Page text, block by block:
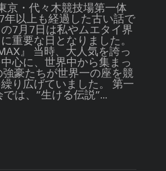
京・代々木競技場第一体
年以上も経過した古い話で
7月7日は私やムエタイ界
重要な日となりました。
』 当時、大人気を誇っ
心に、世界中から集まっ
豪たちが世界一の座を競
り広げていました。 第一
は、”生ける伝説”...